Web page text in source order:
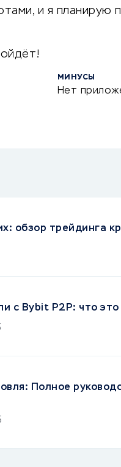
и я планирую
МИНУСЫ
Нет
обзор трейдинга
с Bybit P2P: что
Полное